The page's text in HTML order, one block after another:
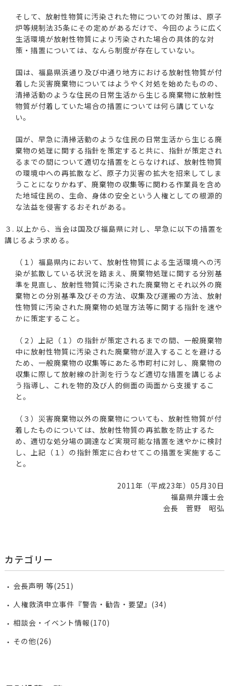
そして、放射性物質に汚染された物についての対策は、原子
炉等規制法35条にその定めがあるだけで、今回のように広く
生活環境が放射性物質により汚染された場合の具体的な対
策・措置については、なんら制度が存在していない。
国は、福島県浜通り及び中通り地方における放射性物質が付
着した災害廃棄物についてはようやく対処を始めたものの、
清掃活動のような住民の日常生活から生じる廃棄物に放射性
物質が付着していた場合の措置については何ら講じていな
い。
国が、早急に清掃活動のような住民の日常生活から生じる廃
棄物の処理に関する指針を策定すると共に、指針が策定され
るまでの間について適切な措置をとらなければ、放射性物質
の環境中への再拡散など、原子力災害の拡大を招来してしま
うことになりかねず、廃棄物の収集等に関わる作業員を含め
た地域住民の、生命、身体の安全という人権としての根源的
な法益を侵害するおそれがある。
３. 以上から、当会は国及び福島県に対し、早急に以下の措置を
講じるよう求める。
（１）福島県内において、放射性物質による生活環境への汚
染が拡散している状況を踏まえ、廃棄物処理に関する分別基
準を見直し、放射性物質に汚染された廃棄物とそれ以外の廃
棄物との分別基準及びその方法、収集及び運搬の方法、放射
性物質に汚染された廃棄物の処理方法等に関する指針を速や
かに策定すること。
（２）上記（１）の指針が策定されるまでの間、一般廃棄物
中に放射性物質に汚染された廃棄物が混入することを避ける
ため、一般廃棄物の収集等にあたる市町村に対し、廃棄物の
収集に際して放射線の計測を行うなど適切な措置を講じるよ
う指導し、これを物的及び人的側面の両面から支援するこ
と。
（３）災害廃棄物以外の廃棄物についても、放射性物質が付
着したものについては、放射性物質の再拡散を防止するた
め、適切な処分場の調達など実現可能な措置を速やかに検討
し、上記（１）の指針策定に合わせてこの措置を実施するこ
と。
2011年（平成23年）05月30日
福島県弁護士会
会長 菅野 昭弘
カテゴリー
会長声明 等(251)
人権救済申立事件『警告・勧告・要望』(34)
相談会・イベント情報(170)
その他(26)